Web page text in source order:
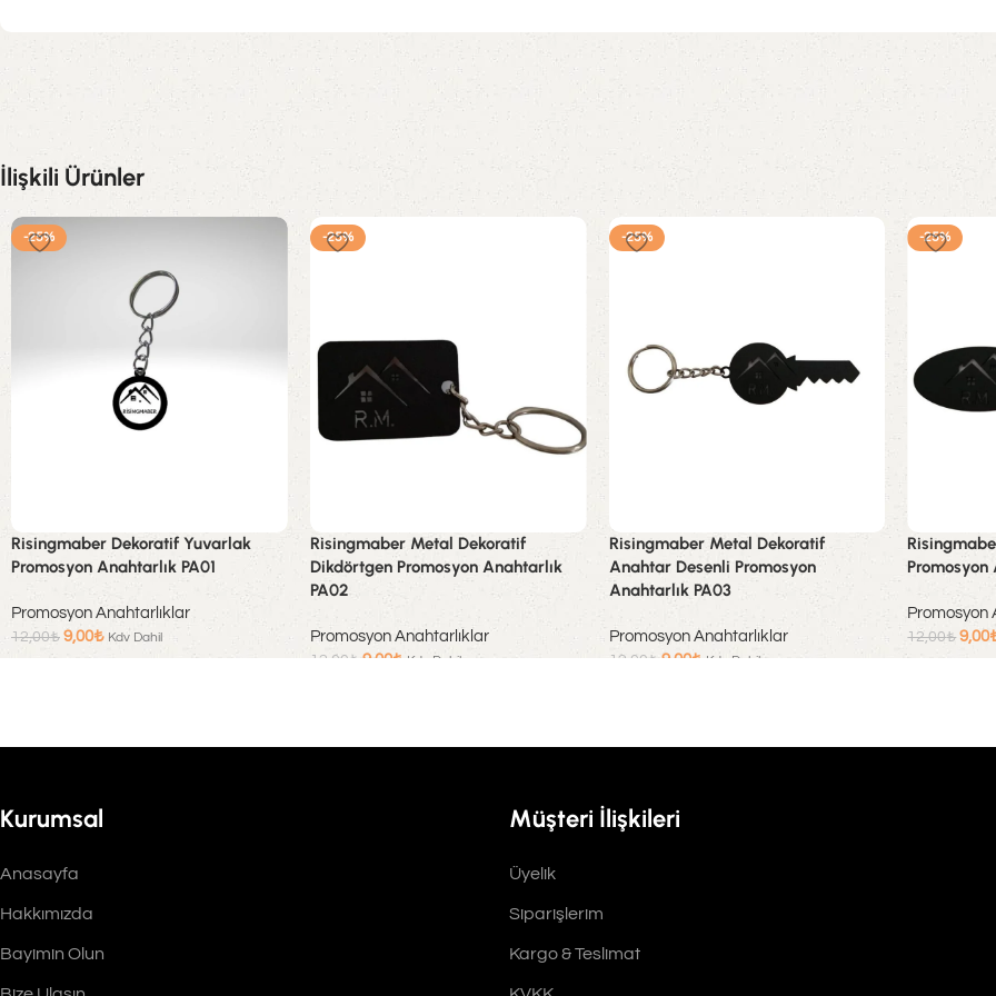
İlişkili Ürünler
-25%
Risingmaber Dekoratif Yuvarlak
Promosyon Anahtarlık PA01
Promosyon Anahtarlıklar
12,00₺ 9,00₺ Kdv Dahil
-25%
Risingmaber Metal Dekoratif
Dikdörtgen Promosyon Anahtarlık
PA02
Promosyon Anahtarlıklar
12,00₺ 9,00₺ Kdv Dahil
-25%
Risingmaber Metal Dekoratif
Anahtar Desenli Promosyon
Anahtarlık PA03
Promosyon Anahtarlıklar
12,00₺ 9,00₺ Kdv Dahil
-25%
Promosyon
Promosyon
12,00₺ 9,00
Kurumsal
Anasayfa
Hakkımızda
Bayimin Olun
Müşteri İlişkileri
Üyelik
Siparişlerim
Kargo & Teslimat